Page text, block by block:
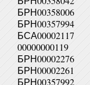
БРН00358006
БРН00357994
БСА00002117
00000000119
БРН00002276
БРН00002261
БРН00357992